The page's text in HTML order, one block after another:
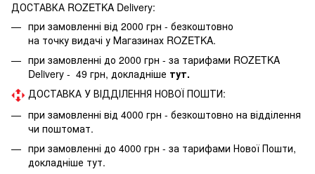
ДОСТАВКА ROZETKA Delivery:
при замовленні від 2000 грн - безкоштовно
на точку видачі у Магазинах ROZETKA.
при замовленні до 2000 грн - за тарифами ROZETKA
Delivery - 49 грн, докладніше тут.
ДОСТАВКА У ВІДДІЛЕННЯ НОВОЇ ПОШТИ:
при замовленні від 4000 грн - безкоштовно на відділення
чи поштомат.
при замовленні до 4000 грн - за тарифами Нової Пошти,
докладніше тут.